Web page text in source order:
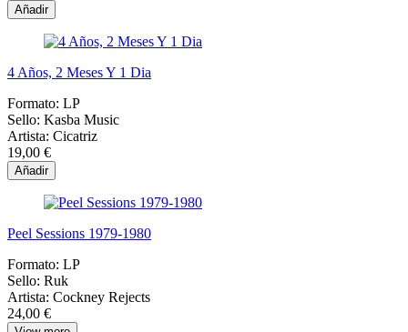
Añadir
4 Años, 2 Meses Y 1 Dia
Formato: LP
Sello: Kasba Music
Artista: Cicatriz
19,00 €
Añadir
Peel Sessions 1979-1980
Formato: LP
Sello: Ruk
Artista: Cockney Rejects
24,00 €